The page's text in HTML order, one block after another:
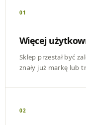
01
Więcej
Sklep przestał być
znały już markę lub
02